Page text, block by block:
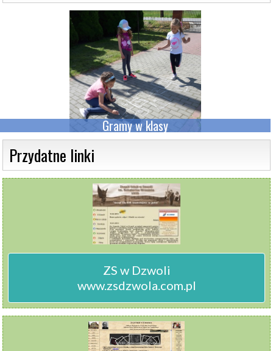
Gramy w klasy
Przydatne linki
ZS w Dzwoli
www.zsdzwola.com.pl